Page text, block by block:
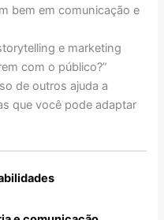
bem em comunicação e
e marketing
com o público?”
de outros ajuda a
que você pode adaptar